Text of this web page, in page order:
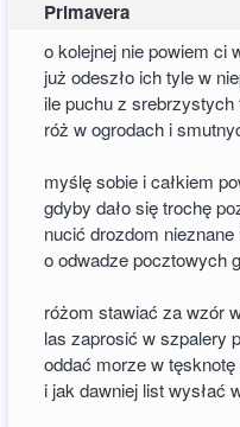
Primavera
o kolejnej nie powiem ci
już odeszło ich tyle w
ile puchu z srebrzystych
róż w ogrodach i
myślę sobie i całkiem
gdyby dało się trochę
nucić drozdom nieznane
o odwadze pocztowych
różom stawiać za wzór
las zaprosić w szpalery
oddać morze w
i jak dawniej list wysłać